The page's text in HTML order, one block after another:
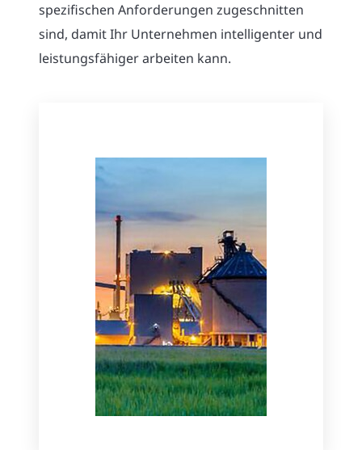
spezifischen Anforderungen zugeschnitten
sind, damit Ihr Unternehmen intelligenter und
leistungsfähiger arbeiten kann.